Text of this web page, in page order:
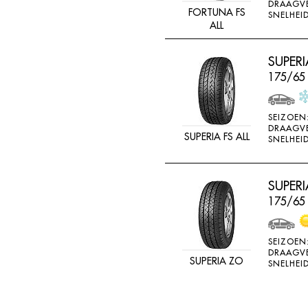
FORTUNA FS
ALL
SUPERIA FS ALL
175/65
SUPERIA ZO
175/65